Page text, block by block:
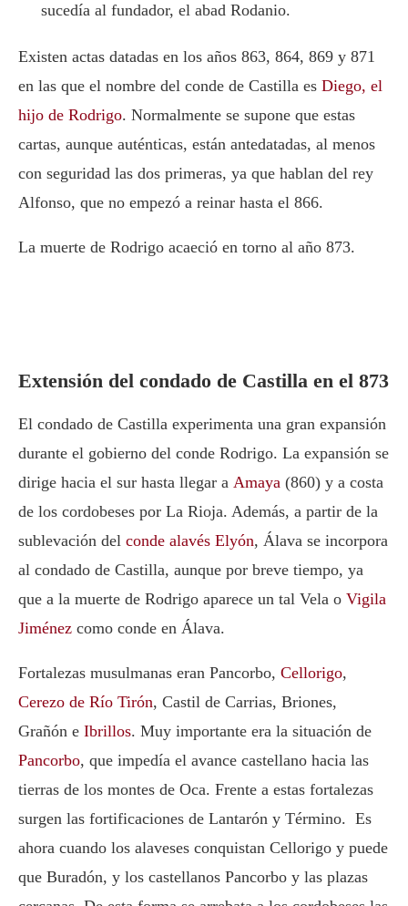
sucedía al fundador, el abad Rodanio.
Existen actas datadas en los años 863, 864, 869 y 871
en las que el nombre del conde de Castilla es Diego, el
hijo de Rodrigo. Normalmente se supone que estas
cartas, aunque auténticas, están antedatadas, al menos
con seguridad las dos primeras, ya que hablan del rey
Alfonso, que no empezó a reinar hasta el 866.
La muerte de Rodrigo acaeció en torno al año 873.
Extensión del condado de Castilla en el 873
El condado de Castilla experimenta una gran expansión
durante el gobierno del conde Rodrigo. La expansión se
dirige hacia el sur hasta llegar a Amaya (860) y a costa
de los cordobeses por La Rioja. Además, a partir de la
sublevación del conde alavés Elyón, Álava se incorpora
al condado de Castilla, aunque por breve tiempo, ya
que a la muerte de Rodrigo aparece un tal Vela o Vigila
Jiménez como conde en Álava.
Fortalezas musulmanas eran Pancorbo, Cellorigo,
Cerezo de Río Tirón, Castil de Carrias, Briones,
Grañón e Ibrillos. Muy importante era la situación de
Pancorbo, que impedía el avance castellano hacia las
tierras de los montes de Oca. Frente a estas fortalezas
surgen las fortificaciones de Lantarón y Término. Es
ahora cuando los alaveses conquistan Cellorigo y puede
que Buradón, y los castellanos Pancorbo y las plazas